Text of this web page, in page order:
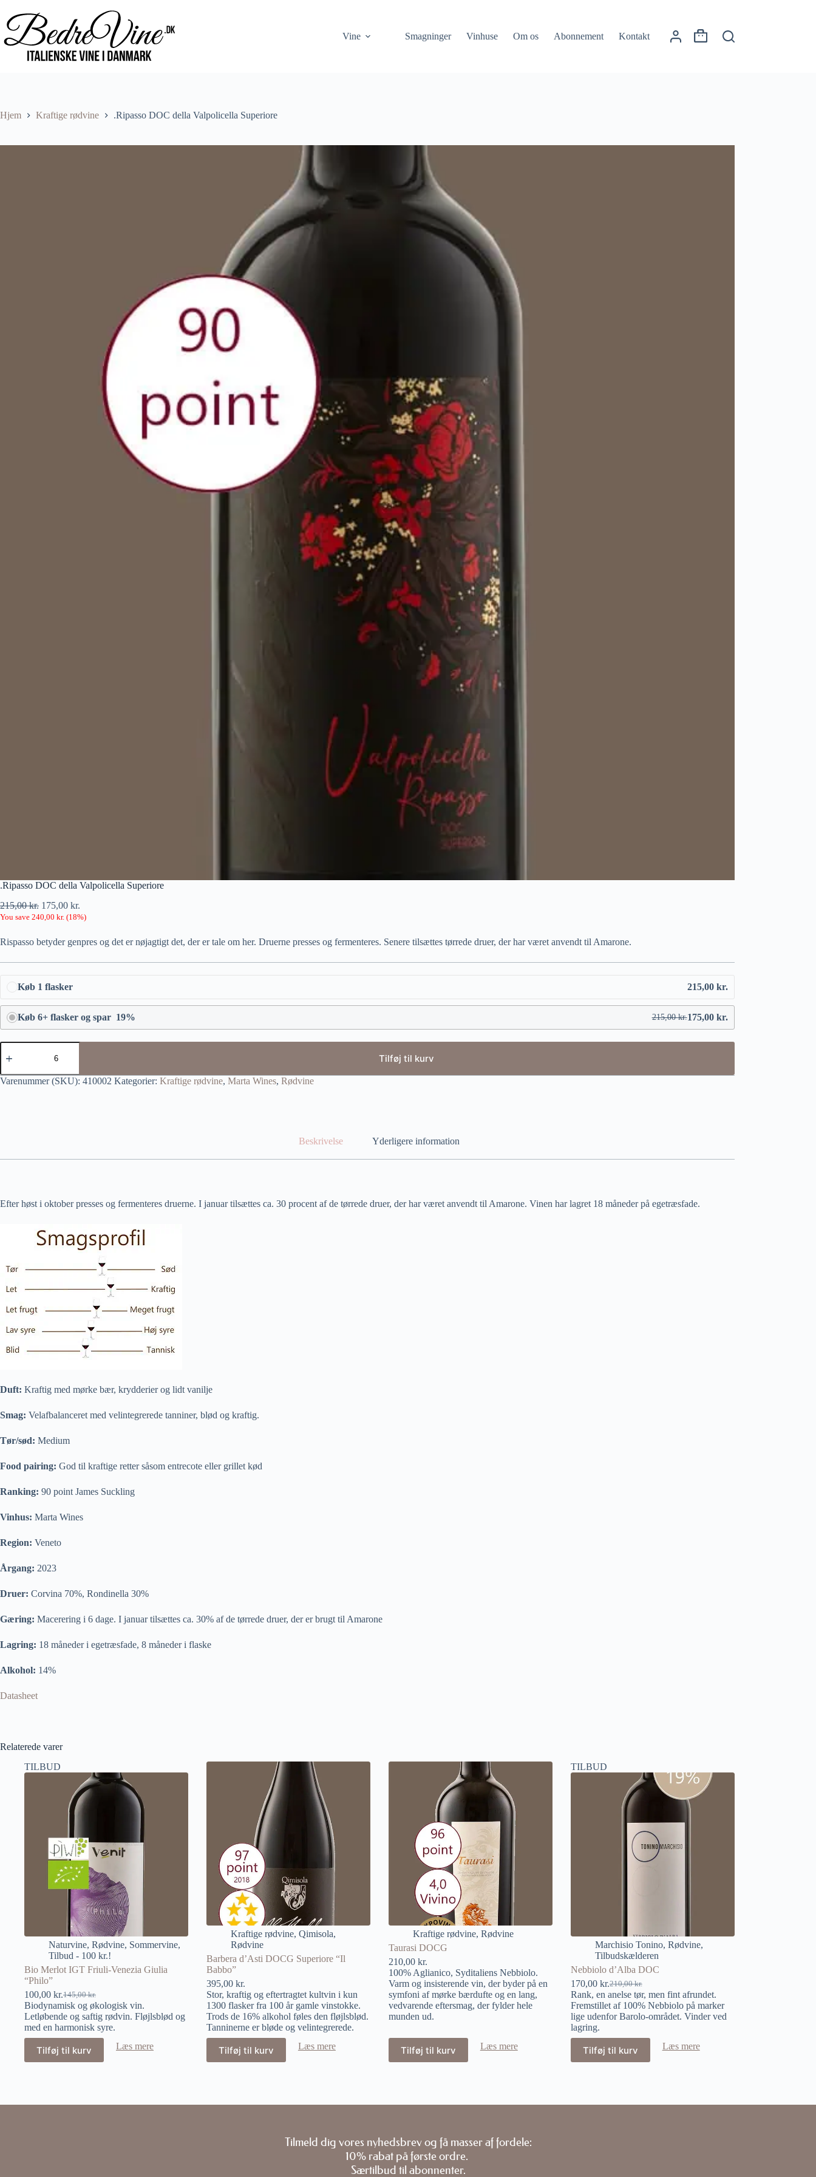
Vine Smagninger Vinhuse Om os Abonnement Kontakt
Hjem Kraftige rødvine .Ripasso DOC della Valpolicella Superiore
.Ripasso DOC della Valpolicella Superiore
215,00kr. 175,00 kr.
You save 240,00 kr. (18%)
Rispasso betyder genpres og det er nøjagtigt det, der er tale om her. Druerne presses og fermenteres. Senere tilsættes tørrede druer, der har været anvendt til Amarone.
Køb 1 flasker 215,00 kr.
Køb 6+ flasker og spar 19% 215,00kr.175,00 kr.
Tilføj til kurv
Varenummer (SKU): 410002 Kategorier: Kraftige rødvine, Marta Wines, Rødvine
Beskrivelse Yderligere information
Efter høst i oktober presses og fermenteres druerne. I januar tilsættes ca. 30 procent af de tørrede druer, der har været anvendt til Amarone. Vinen har lagret 18 måneder på egetræsfade.
Duft: Kraftig med mørke bær, krydderier og lidt vanilje
Smag: Velafbalanceret med velintegrerede tanniner, blød og kraftig.
Tør/sød: Medium
Food pairing: God til kraftige retter såsom entrecote eller grillet kød
Ranking: 90 point James Suckling
Vinhus: Marta Wines
Region: Veneto
Årgang: 2023
Druer: Corvina 70%, Rondinella 30%
Gæring: Macerering i 6 dage. I januar tilsættes ca. 30% af de tørrede druer, der er brugt til Amarone
Lagring: 18 måneder i egetræsfade, 8 måneder i flaske
Alkohol: 14%
Datasheet
Relaterede varer
TILBUD
Naturvine, Rødvine, Sommervine,
Tilbud - 100 kr.!
Bio Merlot IGT Friuli-Venezia Giulia
“Philo”
145,00kr.
100,00 kr.
Biodynamisk og økologisk vin.
Letløbende og saftig rødvin. Fløjlsblød og
med en harmonisk syre.
Tilføj til kurv Læs mere
Kraftige rødvine, Qimisola,
Rødvine
Barbera d’Asti DOCG Superiore “Il
Babbo”
395,00 kr.
Stor, kraftig og eftertragtet kultvin i kun
1300 flasker fra 100 år gamle vinstokke.
Trods de 16% alkohol føles den fløjlsblød.
Tanninerne er bløde og velintegrerede.
Tilføj til kurv Læs mere
Kraftige rødvine, Rødvine
Taurasi DOCG
210,00 kr.
100% Aglianico, Syditaliens Nebbiolo.
Varm og insisterende vin, der byder på en
symfoni af mørke bærdufte og en lang,
vedvarende eftersmag, der fylder hele
munden ud.
Tilføj til kurv Læs mere
TILBUD
Marchisio Tonino, Rødvine,
Tilbudskælderen
Nebbiolo d’Alba DOC
210,00kr.
170,00 kr.
Rank, en anelse tør, men fint afrundet.
Fremstillet af 100% Nebbiolo på marker
lige udenfor Barolo-området. Vinder ved
lagring.
Tilføj til kurv Læs mere
Tilmeld dig vores nyhedsbrev og få masser af fordele:
10% rabat på første ordre.
Særtilbud til abonnenter.